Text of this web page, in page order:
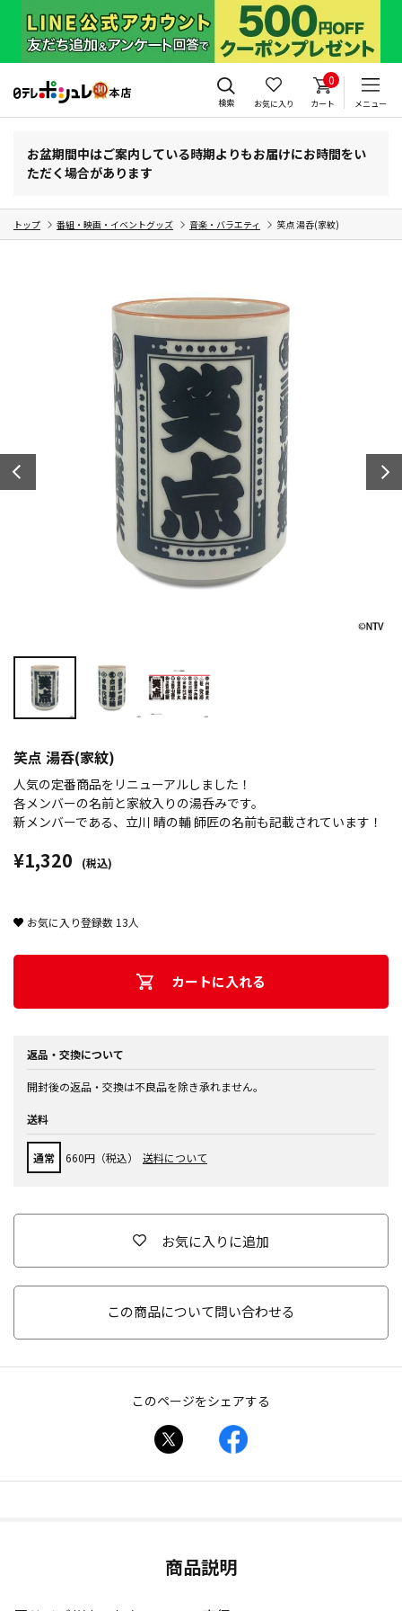
検索 お気に入り
0
カート メニュー
お盆期間中はご案内している時期よりもお届けにお時間をい
ただく場合があります
トップ 番組・映画・イベントグッズ 音楽・バラエティ 笑点 湯呑(家紋)
笑点 湯呑(家紋)
人気の定番商品をリニューアルしました！
各メンバーの名前と家紋入りの湯呑みです。
新メンバーである、立川 晴の輔 師匠の名前も記載されています！
¥1,320 (税込)
お気に入り登録数 13人
カートに入れる
返品・交換について
開封後の返品・交換は不良品を除き承れません。
送料
通常 660円（税込） 送料について
お気に入りに追加
この商品について問い合わせる
このページをシェアする
商品説明